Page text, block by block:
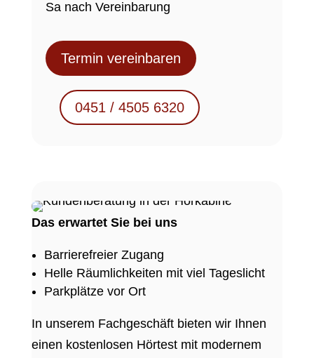
Sa nach Vereinbarung
Termin vereinbaren
0451 / 4505 6320
Das erwartet Sie bei uns
Barrierefreier Zugang
Helle Räumlichkeiten mit viel Tageslicht
Parkplätze vor Ort
In unserem Fachgeschäft bieten wir Ihnen
einen kostenlosen Hörtest mit modernem